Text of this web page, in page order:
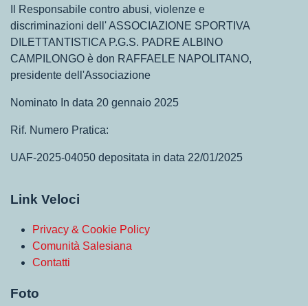
Il Responsabile contro abusi, violenze e
discriminazioni dell' ASSOCIAZIONE SPORTIVA
DILETTANTISTICA P.G.S. PADRE ALBINO
CAMPILONGO è don RAFFAELE NAPOLITANO,
presidente dell'Associazione
Nominato In data 20 gennaio 2025
Rif. Numero Pratica:
UAF-2025-04050 depositata in data 22/01/2025
Link Veloci
Privacy & Cookie Policy
Comunità Salesiana
Contatti
Foto